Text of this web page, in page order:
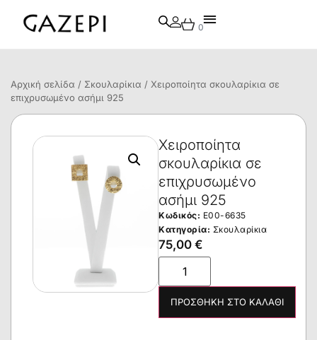
0
Αρχική σελίδα / Σκουλαρίκια / Χειροποίητα σκουλαρίκια σε
επιχρυσωμένο ασήμι 925
Χειροποίητα
σκουλαρίκια σε
επιχρυσωμένο
ασήμι 925
Κωδικός: E00-6635
Κατηγορία: Σκουλαρίκια
75,00 €
ΠΡΟΣΘΉΚΗ ΣΤΟ ΚΑΛΆΘΙ